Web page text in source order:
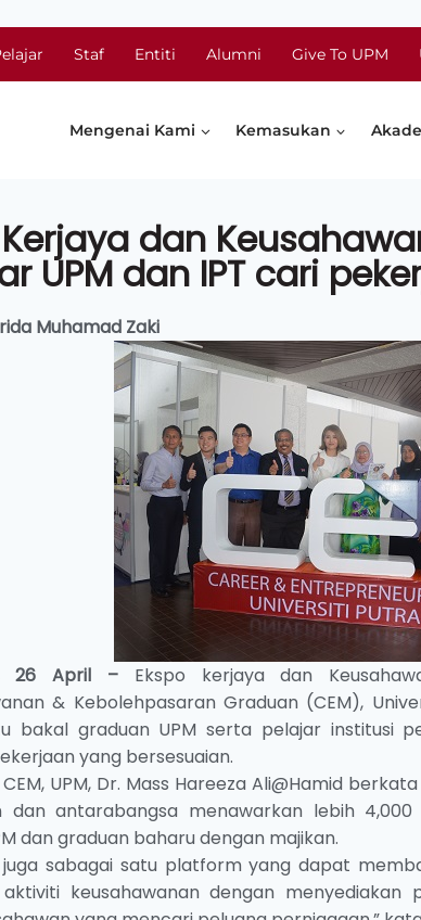
Staf Entiti Alumni Give To UPM
Mengenai Kami Kemasukan
dan
UPM dan IPT cari
Muhamad Zaki
26 April –Ekspo kerjaya dan
& Kebolehpasaran Graduan (CEM),
bakal graduan UPM serta pelajar institusi
yang bersesuaian.
UPM, Dr. Mass Hareeza Ali@Hamid
dan antarabangsa menawarkan lebih
dan graduan baharu dengan majikan.
juga sabagai satu platform yang dapat
keusahawanan dengan